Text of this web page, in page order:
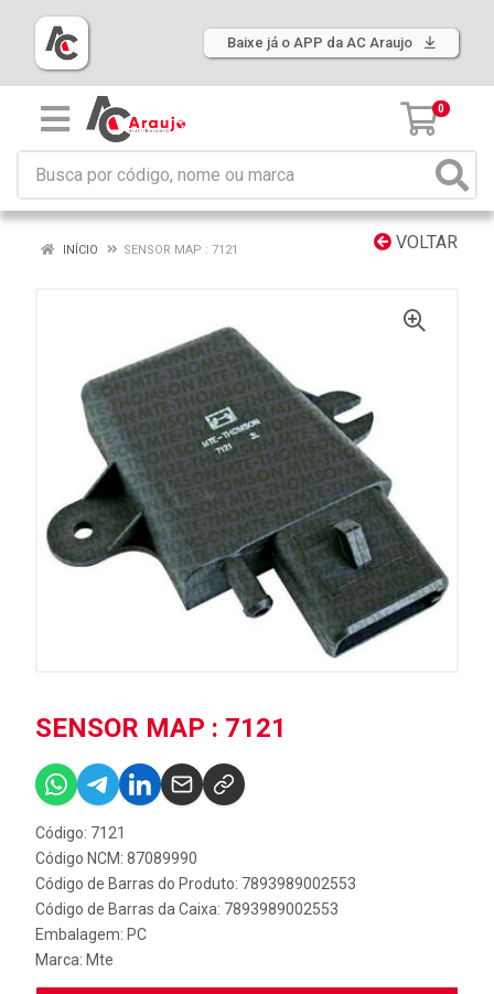
Baixe já o APP da AC Araujo
0
VOLTAR
INÍCIO SENSOR MAP : 7121
SENSOR MAP : 7121
Código: 7121
Código NCM: 87089990
Código de Barras do Produto: 7893989002553
Código de Barras da Caixa: 7893989002553
Embalagem: PC
Marca: Mte